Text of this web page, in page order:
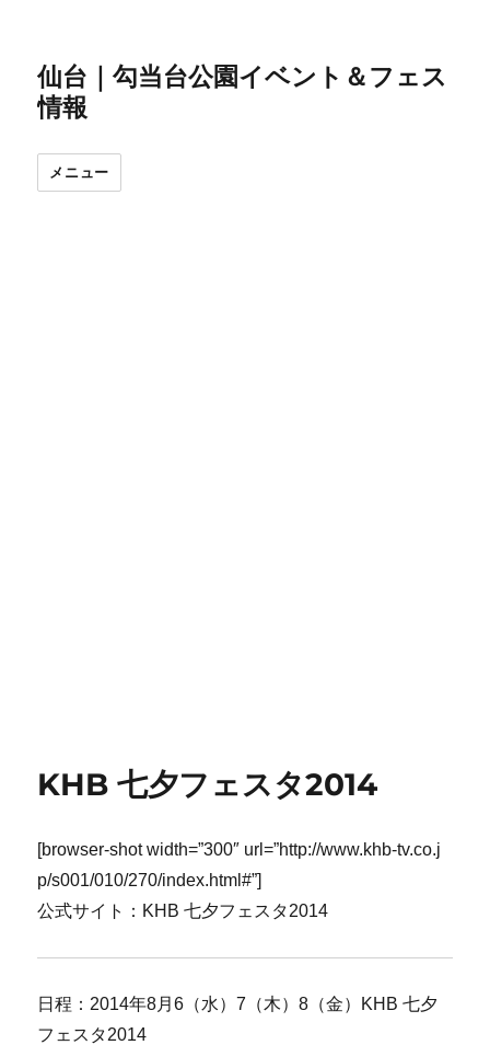
仙台｜勾当台公園イベント＆フェス
情報
メニュー
KHB 七夕フェスタ2014
[browser-shot width=”300″ url=”http://www.khb-tv.co.j
p/s001/010/270/index.html#”]
公式サイト：KHB 七夕フェスタ2014
日程：2014年8月6（水）7（木）8（金）KHB 七夕
フェスタ2014